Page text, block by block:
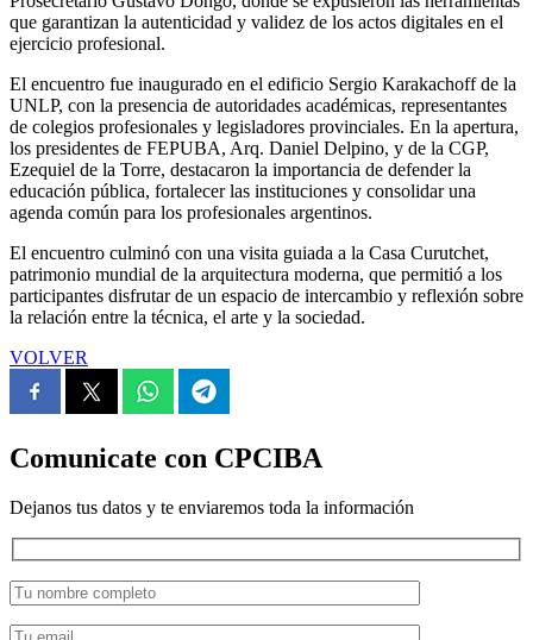
que garantizan la autenticidad y validez de los actos digitales en el
ejercicio profesional.
El encuentro fue inaugurado en el edificio Sergio Karakachoff de la
UNLP, con la presencia de autoridades académicas, representantes
de colegios profesionales y legisladores provinciales. En la apertura,
los presidentes de FEPUBA, Arq. Daniel Delpino, y de la CGP,
Ezequiel de la Torre, destacaron la importancia de defender la
educación pública, fortalecer las instituciones y consolidar una
agenda común para los profesionales argentinos.
El encuentro culminó con una visita guiada a la Casa Curutchet,
patrimonio mundial de la arquitectura moderna, que permitió a los
participantes disfrutar de un espacio de intercambio y reflexión sobre
la relación entre la técnica, el arte y la sociedad.
VOLVER
Comunicate con CPCIBA
Dejanos tus datos y te enviaremos toda la información